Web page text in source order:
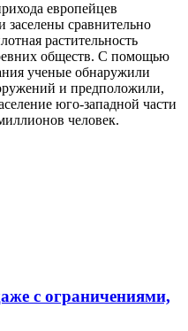
европейцев
сравнительно
растительность
обществ. С помощью
ученые обнаружили
и предположили,
юго-западной части
человек.
с ограничениями,